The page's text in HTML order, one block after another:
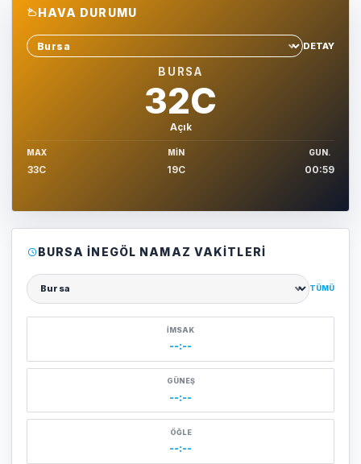
HAVA DURUMU
Sehir sec
DETAY
BURSA
32C
Açık
MAX
33C
MIN
19C
GUN.
00:59
BURSA İNEGÖL NAMAZ VAKITLERI
Şehir seçin
TÜMÜ
İMSAK
--:--
GÜNEŞ
--:--
ÖĞLE
--:--